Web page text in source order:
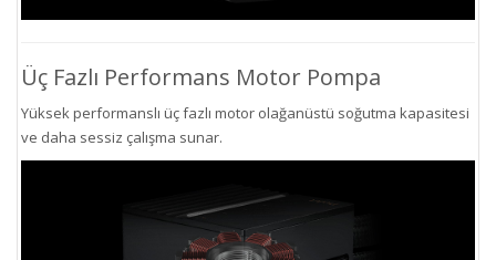
Üç Fazlı Performans Motor Pompa
Yüksek performanslı üç fazlı motor olağanüstü soğutma kapasitesi
ve daha sessiz çalışma sunar.